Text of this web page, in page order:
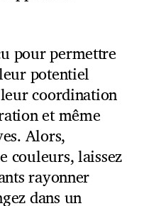
pour permettre
potentiel
coordination
et même
Alors,
couleurs, laissez
rayonner
dans un